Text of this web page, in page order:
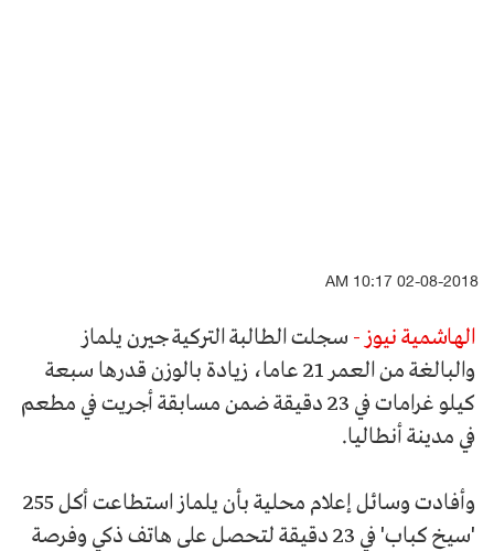
02-08-2018 10:17 AM
الهاشمية نيوز - سجلت الطالبة التركية جيرن يلماز
والبالغة من العمر 21 عاما، زيادة بالوزن قدرها سبعة
كيلو غرامات في 23 دقيقة ضمن مسابقة أجريت في مطعم
في مدينة أنطاليا.
وأفادت وسائل إعلام محلية بأن يلماز استطاعت أكل 255
'سيخ كباب' في 23 دقيقة لتحصل على هاتف ذكي وفرصة